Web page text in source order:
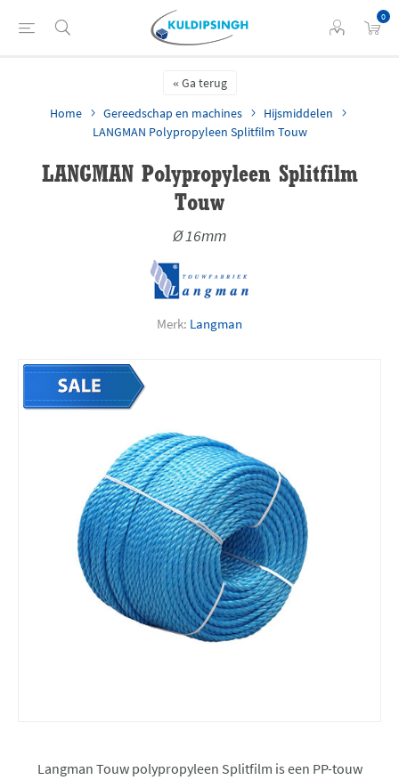
0
Ga terug
Home
Gereedschap en machines
Hijsmiddelen
LANGMAN Polypropyleen Splitfilm Touw
LANGMAN Polypropyleen Splitfilm
Touw
Ø 16mm
Merk: Langman
Langman Touw polypropyleen Splitfilm is een PP-touw